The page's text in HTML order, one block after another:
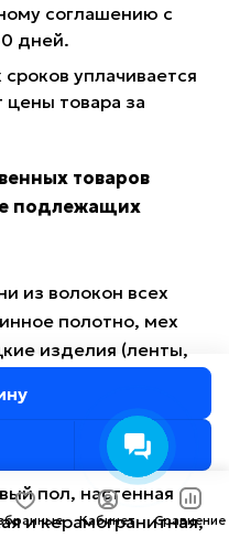
соглашению с
дней.
уплачивается
цены товара за
товаров
подлежащих
из волокон всех
полотно, мех
изделия (ленты,
ковровые
линолеум,
метражные товары.
пол, настенная
и керамогранитная,
Кабинет Сравнение